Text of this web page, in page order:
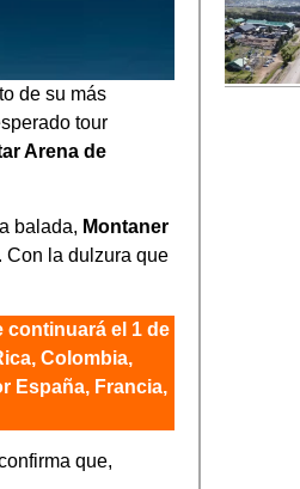
de su más
tour
Arena de
balada, Montaner
Con la dulzura que
continuará el 1 de
Colombia,
España, Francia,
que,